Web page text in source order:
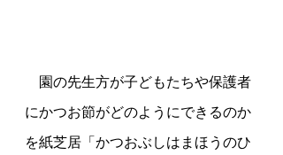
園の先生方が子どもたちや保護者
にかつお節がどのようにできるのか
を紙芝居「かつおぶしはまほうのひ